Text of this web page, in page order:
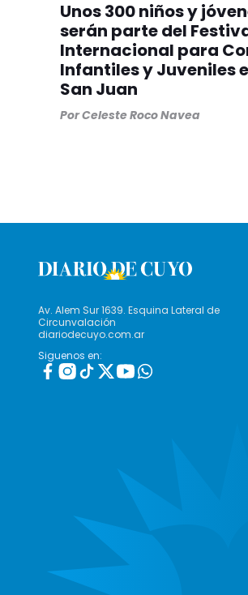
Unos 300 niños y
serán parte del
Internacional para
Infantiles y Juveniles
San Juan
PorCeleste Roco Navea
Av. Alem Sur 1639. Esquina Lateral de
Circunvalación
diariodecuyo.com.ar
Siguenos en: